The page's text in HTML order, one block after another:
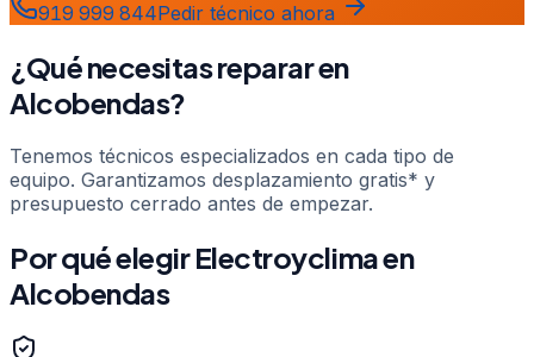
919 999 844Pedir técnico ahora
¿Qué necesitas reparar en
Alcobendas?
Tenemos técnicos especializados en cada tipo de
equipo. Garantizamos desplazamiento gratis* y
presupuesto cerrado antes de empezar.
Por qué elegir Electroyclima en
Alcobendas